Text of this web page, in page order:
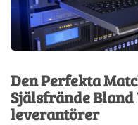
Den Perfekta
Själsfrände
leverantörer